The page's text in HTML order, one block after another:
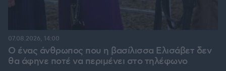
Ο ένας άνθρωπος που η βασίλισσα Ελισάβετ δεν
θα άφηνε ποτέ να περιμένει στο τηλέφωνο
07.08.2026, 14:00